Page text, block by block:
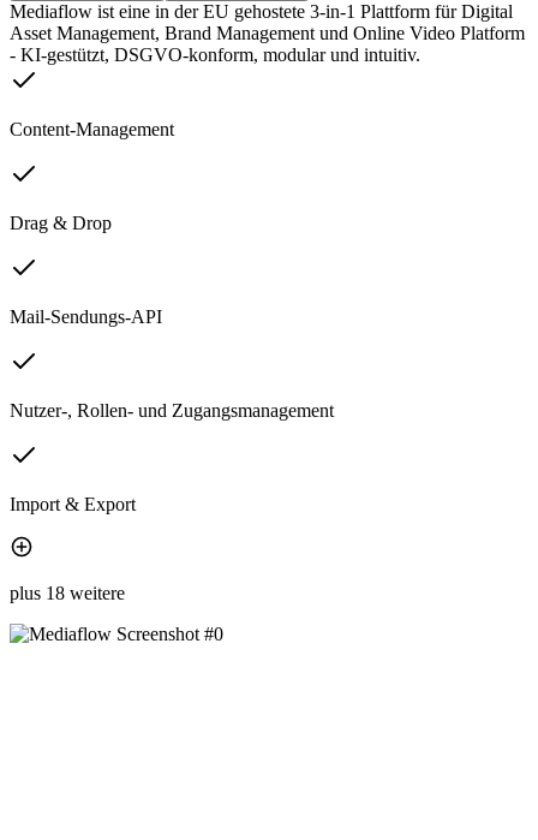
Mediaflow ist eine in der EU gehostete 3-in-1 Plattform für Digital
Asset Management, Brand Management und Online Video Platform
- KI-gestützt, DSGVO-konform, modular und intuitiv.
Content-Management
Drag & Drop
Mail-Sendungs-API
Nutzer-, Rollen- und Zugangsmanagement
Import & Export
plus 18 weitere